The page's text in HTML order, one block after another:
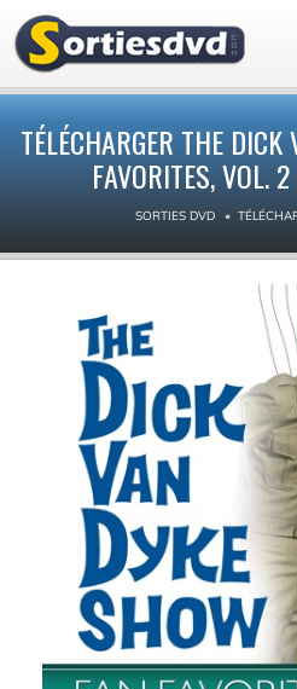
TÉLÉCHARGER THE
FAVORITES, VOL.
SORTIES DVD